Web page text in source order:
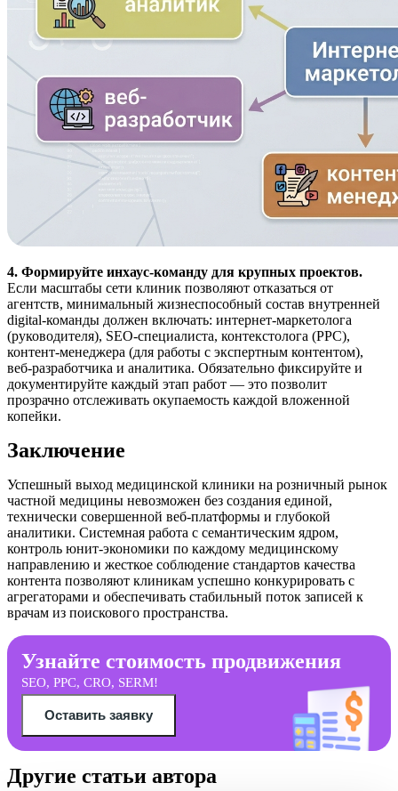
4. Формируйте инхаус-команду для крупных проектов.
Если масштабы сети клиник позволяют отказаться от
агентств, минимальный жизнеспособный состав внутренней
digital-команды должен включать: интернет-маркетолога
(руководителя), SEO-специалиста, контекстолога (PPC),
контент-менеджера (для работы с экспертным контентом),
веб-разработчика и аналитика. Обязательно фиксируйте и
документируйте каждый этап работ — это позволит
прозрачно отслеживать окупаемость каждой вложенной
копейки.
Заключение
Успешный выход медицинской клиники на розничный рынок
частной медицины невозможен без создания единой,
технически совершенной веб-платформы и глубокой
аналитики. Системная работа с семантическим ядром,
контроль юнит-экономики по каждому медицинскому
направлению и жесткое соблюдение стандартов качества
контента позволяют клиникам успешно конкурировать с
агрегаторами и обеспечивать стабильный поток записей к
врачам из поискового пространства.
Узнайте стоимость продвижения
SEO, PPC, CRO, SERM!
Оставить заявку
Другие статьи автора